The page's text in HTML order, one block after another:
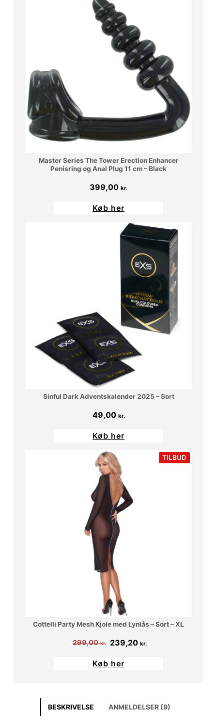
449,00 kr..
Master Series The Tower Erection Enhancer
Penisring og Anal Plug 11 cm – Black
399,00 kr.
Køb her
Sinful Dark Adventskalender 2025 – Sort
49,00 kr.
Køb her
TILBUD
PÅ
Cottelli Party Mesh Kjole med Lynlås – Sort – XL
299,00kr.
Den
pris
239,20 kr.
Køb her
BESKRIVELSE ANMELDELSER (9)